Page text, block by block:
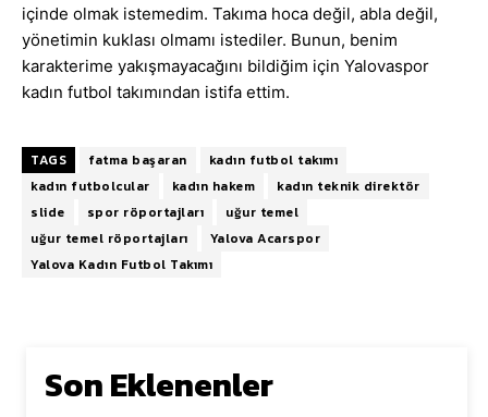
içinde olmak istemedim. Takıma hoca değil, abla değil,
yönetimin kuklası olmamı istediler. Bunun, benim
karakterime yakışmayacağını bildiğim için Yalovaspor
kadın futbol takımından istifa ettim.
TAGS fatma başaran
kadın futbol takımı
kadın futbolcular
kadın hakem
kadın teknik direktör
slide
spor röportajları
uğur temel
uğur temel röportajları
Yalova Acarspor
Yalova Kadın Futbol Takımı
Son Eklenenler